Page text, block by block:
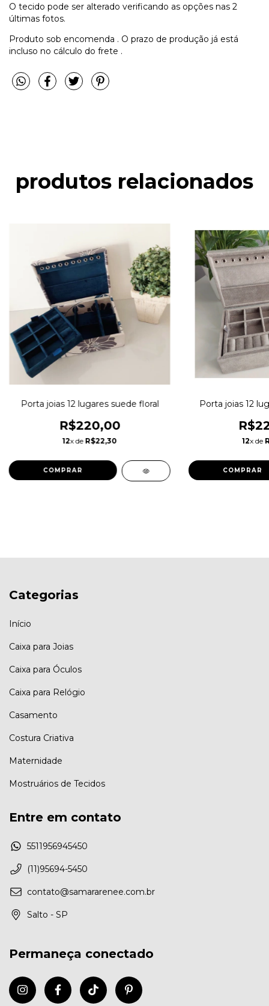
O tecido pode ser alterado verificando as opções nas 2
últimas fotos.
Produto sob encomenda . O prazo de produção já está
incluso no cálculo do frete .
produtos relacionados
Porta joias 12 lugares suede floral
R$220,00
12x de R$22,30
Porta joias 12
12x de
COMPRAR
Categorias
Início
Caixa para Joias
Caixa para Óculos
Caixa para Relógio
Casamento
Costura Criativa
Maternidade
Mostruários de Tecidos
Entre em contato
5511956945450
(11)95694-5450
contato@samararenee.com.br
Salto - SP
Permaneça conectado